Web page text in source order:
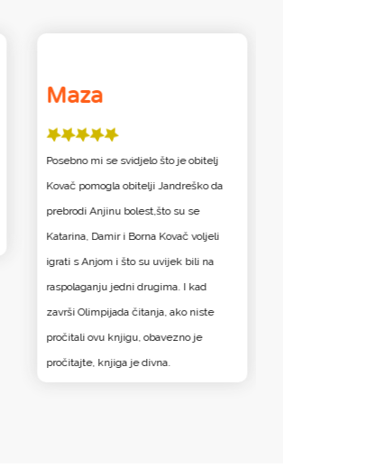
Maza
Posebno mi se svidjelo što je obitelj
Kovač pomogla obitelji Jandreško da
prebrodi Anjinu bolest,što su se
Katarina, Damir i Borna Kovač voljeli
igrati s Anjom i što su uvijek bili na
raspolaganju jedni drugima. I kad
završi Olimpijada čitanja, ako niste
pročitali ovu knjigu, obavezno je
pročitajte, knjiga je divna.